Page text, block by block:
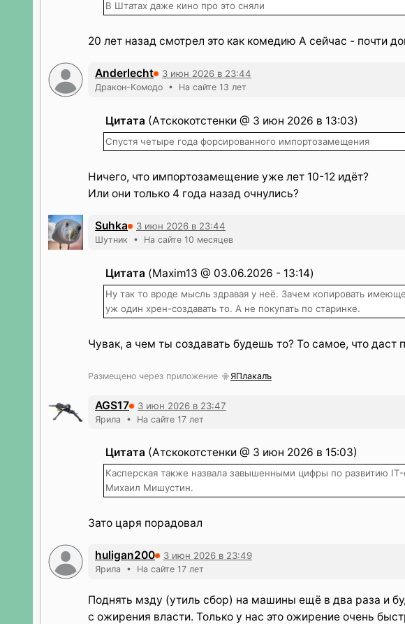
В Штатах даже кино про это сняли
20 лет назад смотрел это как комедию А сейчас - почти
Anderlecht 3 июн 2026 в 23:44
Дракон-Комодо • На сайте 13 лет
Цитата (Атскокотстенки @ 3 июн 2026 в 13:03)
Спустя четыре года форсированного импортозамещения
Ничего, что импортозамещение уже лет 10-12 идёт?
Или они только 4 года назад очнулись?
Suhka 3 июн 2026 в 23:44
Шутник • На сайте 10 месяцев
Цитата (Maxim13 @ 03.06.2026 - 13:14)
Ну так то вроде мысль здравая у неё. Зачем копировать
уж один хрен-создавать то. А не покупать по старинке.
Чувак, а чем ты создавать будешь то? То самое, что
Размещено через приложение ЯПлакалъ
AGS17 3 июн 2026 в 23:47
Ярила • На сайте 17 лет
Цитата (Атскокотстенки @ 3 июн 2026 в 15:03)
Касперская также назвала завышенными цифры по развитию
Михаил Мишустин.
Зато царя порадовал
huligan200 3 июн 2026 в 23:49
Ярила • На сайте 17 лет
Поднять мзду (утиль сбор) на машины ещё в два раза и
с ожирения власти. Только у нас это ожирение очень